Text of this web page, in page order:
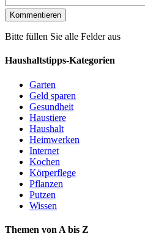
Bitte füllen Sie alle Felder aus
Haushaltstipps-Kategorien
Garten
Geld sparen
Gesundheit
Haustiere
Haushalt
Heimwerken
Internet
Kochen
Körperflege
Pflanzen
Putzen
Wissen
Themen von A bis Z